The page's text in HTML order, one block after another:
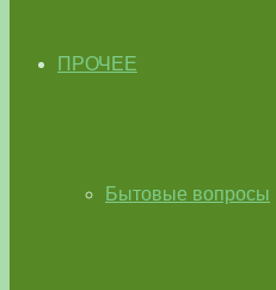
ПРОЧЕЕ
Бытовые вопросы